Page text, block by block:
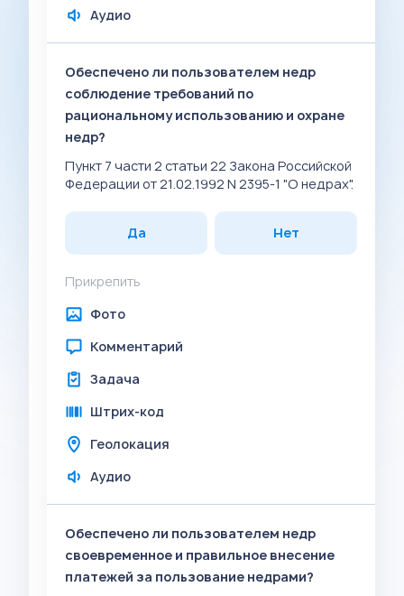
Аудио
Обеспечено ли пользователем недр
соблюдение требований по
рациональному использованию и охране
недр?
Пункт 7 части 2 статьи 22 Закона Российской
Федерации от 21.02.1992 N 2395-1 "О недрах".
Да Нет
Прикрепить
Фото
Комментарий
Задача
Штрих-код
Геолокация
Аудио
Обеспечено ли пользователем недр
своевременное и правильное внесение
платежей за пользование недрами?